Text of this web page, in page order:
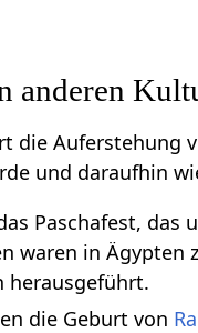
anderen
die Auferstehung
und daraufhin
Paschafest, das
waren in Ägypten
herausgeführt.
die Geburt von